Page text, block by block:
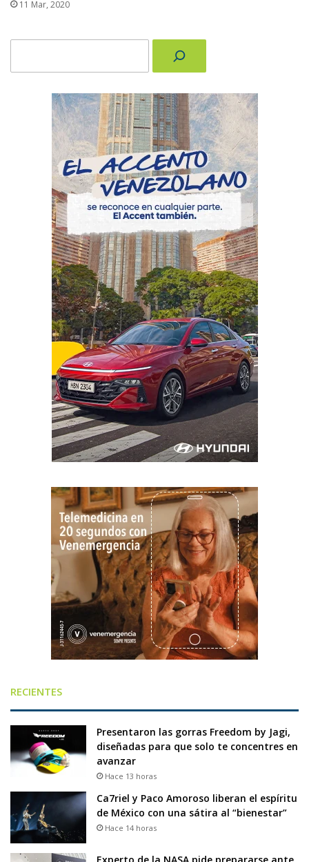
11 Mar, 2020
RECIENTES
Presentaron las gorras Freedom by Jagi,
diseñadas para que solo te concentres en
avanzar
Hace 13 horas
Ca7riel y Paco Amoroso liberan el espíritu
de México con una sátira al “bienestar”
Hace 14 horas